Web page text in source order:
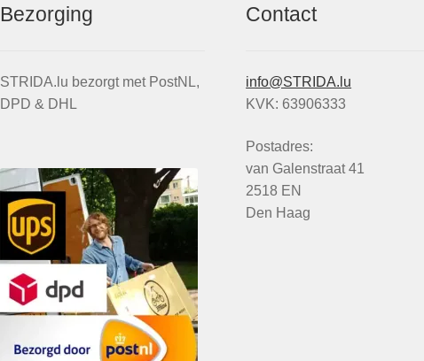
Bezorging
STRIDA.lu bezorgt met PostNL,
DPD & DHL
Contact
info@STRIDA.lu
KVK: 63906333
Postadres:
van Galenstraat 41
2518 EN
Den Haag